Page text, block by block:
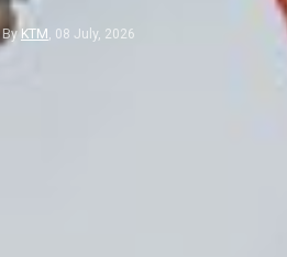
By KTM , 08 July, 2026